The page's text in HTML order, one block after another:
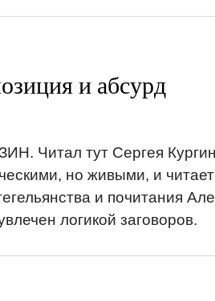
и абсурд
Читал тут Сергея
но живыми, и
и почитания
логикой заговоров.